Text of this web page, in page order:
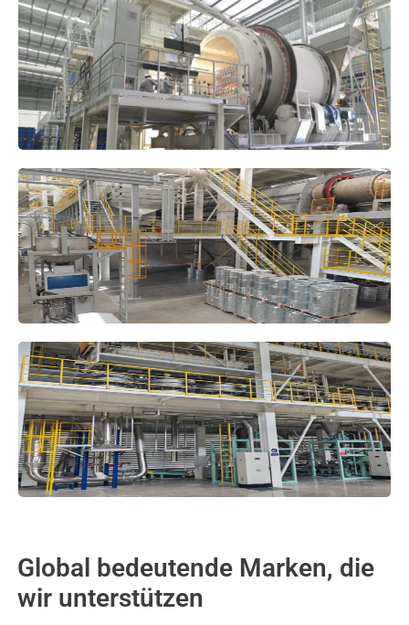
Global bedeutende Marken, die
wir unterstützen